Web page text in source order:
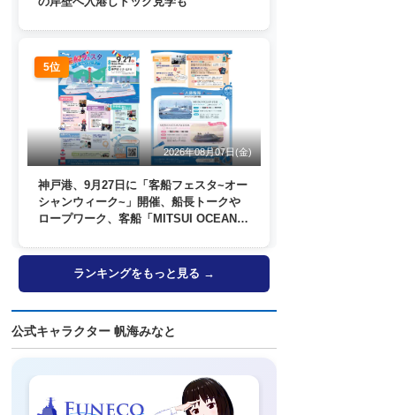
5位
2026年08月07日(金)
神戸港、9月27日に「客船フェスタ~オー
シャンウィーク~」開催、船長トークや
ロープワーク、客船「MITSUI OCEAN
ランキングをもっと見る →
公式キャラクター 帆海みなと